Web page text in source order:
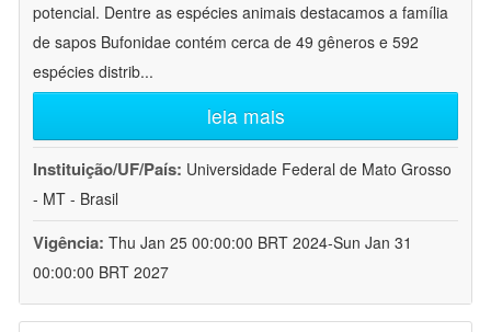
potencial. Dentre as espécies animais destacamos a família
de sapos Bufonidae contém cerca de 49 gêneros e 592
espécies distrib...
leia mais
Instituição/UF/País: Universidade Federal de Mato Grosso
- MT - Brasil
Vigência: Thu Jan 25 00:00:00 BRT 2024-Sun Jan 31
00:00:00 BRT 2027